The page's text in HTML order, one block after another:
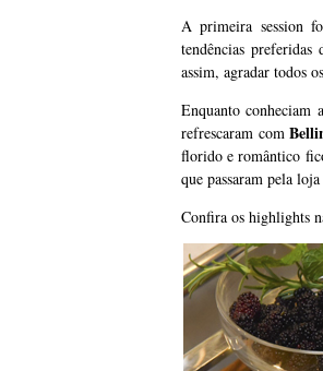
A primeira session
tendências
assim, agradar todos
Enquanto conheciam
refrescaram com
florido e romântico
que passaram pela
Confira os highlights